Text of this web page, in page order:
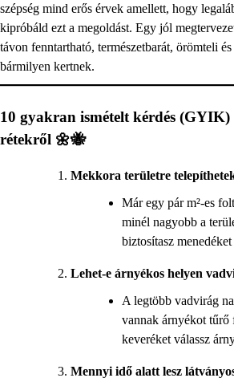
szépség mind erős érvek amellett, hogy
kipróbáld ezt a megoldást. Egy jól
távon fenntartható, természetbarát, örömteli
bármilyen kertnek.
10 gyakran ismételt kérdés
rétekről 🌼🐝
Mekkora területre
Már egy pár m²-es
minél nagyobb a
biztosítasz
Lehet-e árnyékos helyen
A legtöbb vadvirág
vannak árnyékot
keveréket válassz
Mennyi idő alatt lesz